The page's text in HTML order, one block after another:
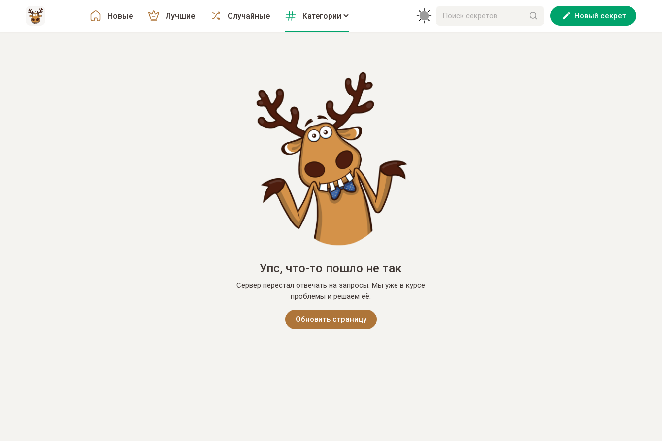
Новые Лучшие Случайные Категории Новый секрет
Упс, что-то пошло не так
Сервер перестал отвечать на запросы. Мы уже в курсе
проблемы и решаем её.
Обновить страницу